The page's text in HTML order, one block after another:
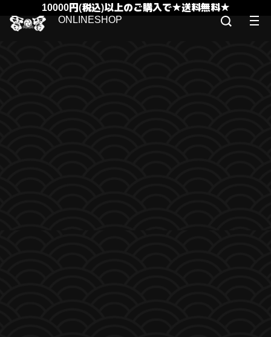
10000円(税込)以上のご購入で★送料無料★
ONLINESHOP